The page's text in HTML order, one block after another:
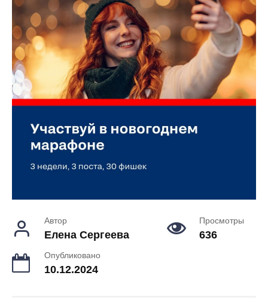
Автор
Елена Сергеева
Просмотры
636
Опубликовано
10.12.2024